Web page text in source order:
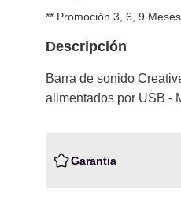
** Promoción 3, 6, 9
Descripción
Barra de sonido
alimentados por USB -
Garantia